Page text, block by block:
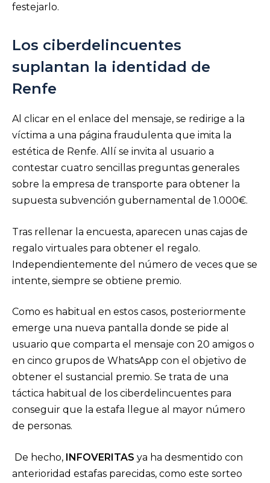
festejarlo.
Los ciberdelincuentes
suplantan la identidad de
Renfe
Al clicar en el enlace del mensaje, se redirige a la
víctima a una página fraudulenta que imita la
estética de Renfe. Allí se invita al usuario a
contestar cuatro sencillas preguntas generales
sobre la empresa de transporte para obtener la
supuesta subvención gubernamental de 1.000€.
Tras rellenar la encuesta, aparecen unas cajas de
regalo virtuales para obtener el regalo.
Independientemente del número de veces que se
intente, siempre se obtiene premio.
Como es habitual en estos casos, posteriormente
emerge una nueva pantalla donde se pide al
usuario que comparta el mensaje con 20 amigos o
en cinco grupos de WhatsApp con el objetivo de
obtener el sustancial premio. Se trata de una
táctica habitual de los ciberdelincuentes para
conseguir que la estafa llegue al mayor número
de personas.
De hecho, INFOVERITAS ya ha desmentido con
anterioridad estafas parecidas, como este sorteo